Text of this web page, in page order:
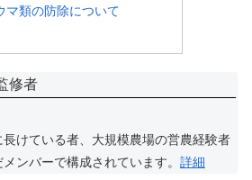
マ類の防除について
修者
けている者、大規模農場の営農経験者
ンバーで構成されています。 詳細